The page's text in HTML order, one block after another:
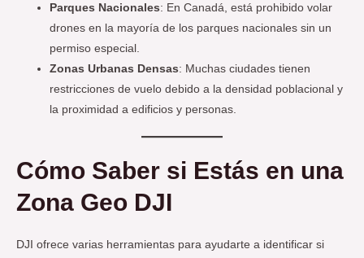
Parques Nacionales: En Canadá, está prohibido volar
drones en la mayoría de los parques nacionales sin un
permiso especial.
Zonas Urbanas Densas: Muchas ciudades tienen
restricciones de vuelo debido a la densidad poblacional y
la proximidad a edificios y personas.
Cómo Saber si Estás en una
Zona Geo DJI
DJI ofrece varias herramientas para ayudarte a identificar si